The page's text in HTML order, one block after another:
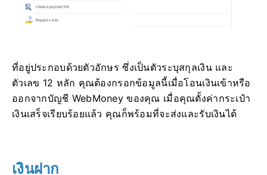
ที่อยู่ประกอบด้วยตัวอักษร ซึ่งเป็นตัวระบุสกุลเงิน และ
ตัวเลข 12 หลัก คุณต้องกรอกข้อมูลนี้เมื่อโอนเงินเข้าหรือ
ออกจากบัญชี WebMoney ของคุณ เมื่อคุณตั้งค่ากระเป๋า
เงินเสร็จเรียบร้อยแล้ว คุณก็พร้อมที่จะส่งและรับเงินได้
เงินฝาก